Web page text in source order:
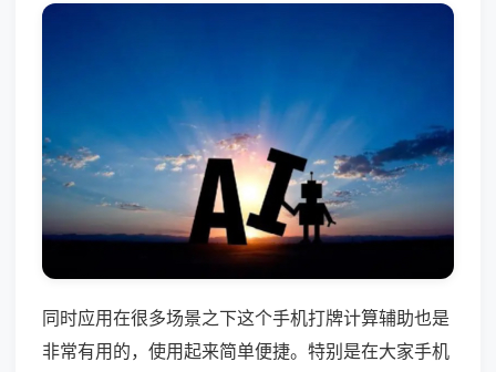
同时应用在很多场景之下这个手机打牌计算辅助也是
非常有用的，使用起来简单便捷。特别是在大家手机